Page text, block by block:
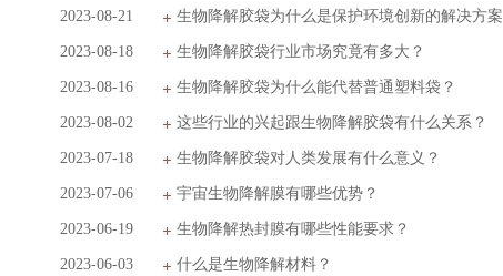
2023-08-21 生物降解胶袋为什么是保护环境创新的解决方案
2023-08-18 生物降解胶袋行业市场究竟有多大？
2023-08-16 生物降解胶袋为什么能代替普通塑料袋？
2023-08-02 这些行业的兴起跟生物降解胶袋有什么关系？
2023-07-18 生物降解胶袋对人类发展有什么意义？
2023-07-06 宇宙生物降解膜有哪些优势？
2023-06-19 生物降解热封膜有哪些性能要求？
2023-06-03 什么是生物降解材料？